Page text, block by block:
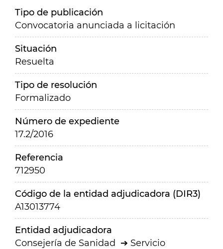
Tipo de publicación
Convocatoria anunciada a licitación
Situación
Resuelta
Tipo de resolución
Formalizado
Número de expediente
17.2/2016
Referencia
712950
Código de la entidad adjudicadora (DIR3)
A13013774
Entidad adjudicadora
Consejería de Sanidad
Servicio